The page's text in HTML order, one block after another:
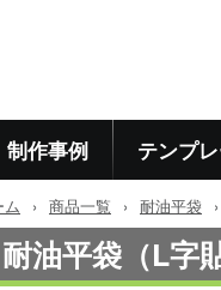
制作事例 テンプ
ム › 商品一覧 › 耐油平袋 ›
耐油平袋（L字